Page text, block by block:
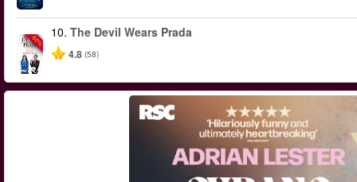
-50%
10. The Devil Wears Prada
4.8 (58)